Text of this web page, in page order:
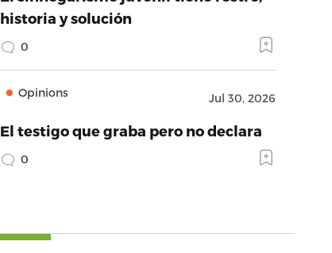
historia y solución
0
Opinions Jul 30, 2026
El testigo que graba pero no declara
0